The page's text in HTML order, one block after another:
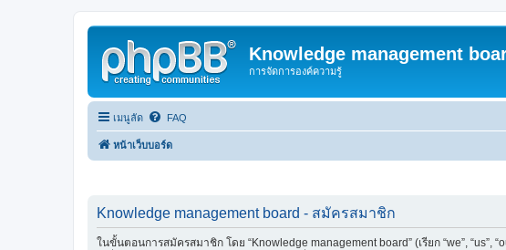
Knowledge management
การจัดการองค์ความรู้
เมนูลัด FAQ
หน้าเว็บบอร์ด
Knowledge management board - สมัครสมาชิก
ในขั้นตอนการสมัครสมาชิก โดย “Knowledge management board” (เรียก “we”,